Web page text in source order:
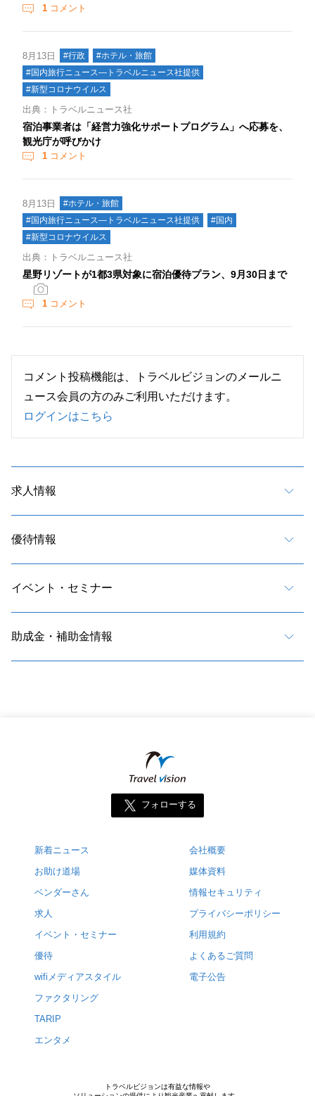
1 コメント
8月13日 #行政
#ホテル・旅館
#国内旅行ニュース―トラベルニュース社提供
#新型コロナウイルス
出典：トラベルニュース社
宿泊事業者は「経営力強化サポートプログラム」へ応募を、
観光庁が呼びかけ
1 コメント
8月13日
#ホテル・旅館
#国内旅行ニュース―トラベルニュース社提供
#国内
#新型コロナウイルス
出典：トラベルニュース社
星野リゾートが1都3県対象に宿泊優待プラン、9月30日まで
1 コメント
コメント投稿機能は、トラベルビジョンのメールニ
ュース会員の方のみご利用いただけます。
ログインはこちら
求人情報
優待情報
イベント・セミナー
助成金・補助金情報
フォローする
新着ニュース
お助け道場
ベンダーさん
求人
イベント・セミナー
優待
wifiメディアスタイル
ファクタリング
TARIP
エンタメ
会社概要
媒体資料
情報セキュリティ
プライバシーポリシー
利用規約
よくあるご質問
電子公告
トラベルビジョンは有益な情報や